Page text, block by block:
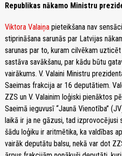
Republikas nākamo Ministru
Viktora Valaiņa pieteikšana nav
stiprināšana sarunās par Latvijas
sarunas par to, kuram cilvēkam
sastāva savākšanu, par kādu būtu
vairākums. V. Valaini Ministru
Saeimas frakcija ar 16 deputātiem.
ZZS un V. Valainim loģiski pienāktos
Saeimā ieguvusī “Jaunā Vienotība”
laikā ir ja ne gāzusi, tad izprovocējusi
šādu loģiku ir aritmētika, ka valdības
vairāk deputātu balsu, nekā var dot